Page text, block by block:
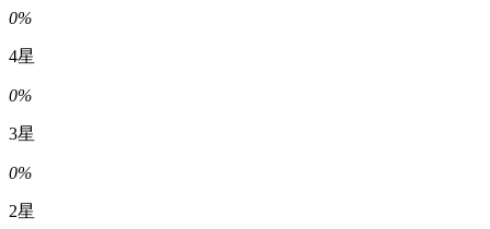
0%
4星
0%
3星
0%
2星